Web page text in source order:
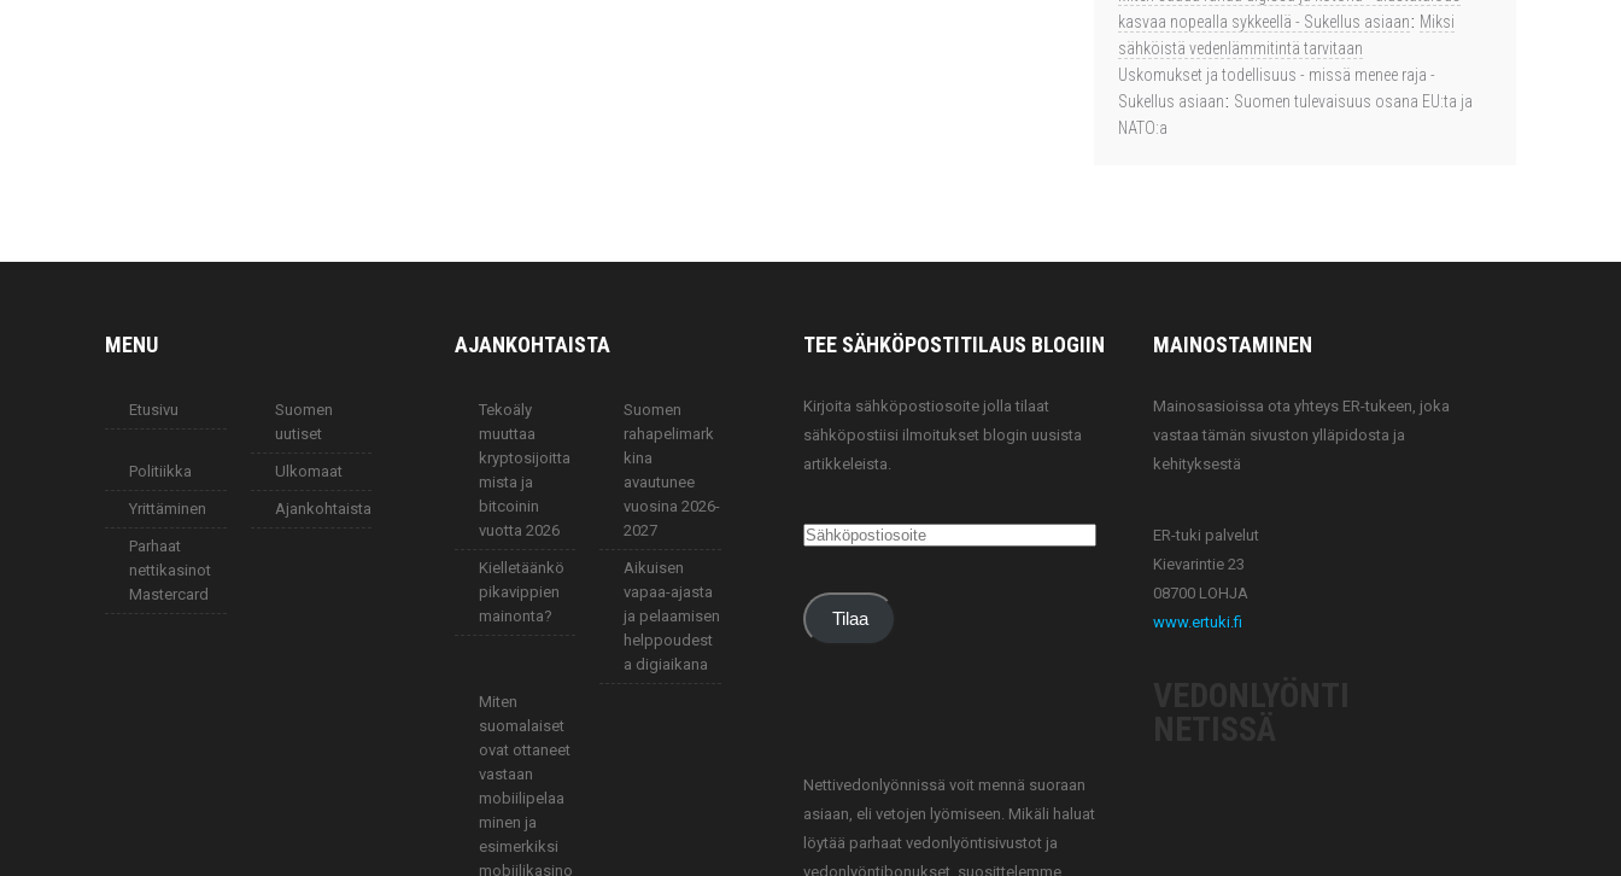
kasvaa nopealla sykkeellä - Sukellus asiaan: Miksi
sähköistä vedenlämmitintä tarvitaan
Uskomukset ja todellisuus - missä menee raja -
Sukellus asiaan: Suomen tulevaisuus osana EU:ta ja
NATO:a
MENU
Etusivu
Suomen
uutiset
Politiikka Ulkomaat
Yrittäminen Ajankohtaista
Parhaat
nettikasinot
Mastercard
AJANKOHTAISTA
Tekoäly
muuttaa
kryptosijoitta
mista ja
bitcoinin
vuotta 2026
Suomen
rahapelimark
kina
avautunee
vuosina 2026-
2027
Kielletäänkö
pikavippien
mainonta?
Aikuisen
vapaa-ajasta
ja pelaamisen
helppoudest
a digiaikana
Miten
suomalaiset
ovat ottaneet
vastaan
mobiilipelaa
minen ja
esimerkiksi
mobiilikasino
TEE SÄHKÖPOSTITILAUS BLOGIIN
Kirjoita sähköpostiosoite jolla tilaat
sähköpostiisi ilmoitukset blogin uusista
artikkeleista.
Sähköpostiosoite
Tilaa
MAINOSTAMINEN
Mainosasioissa ota yhteys ER-tukeen, joka
vastaa tämän sivuston ylläpidosta ja
kehityksestä
ER-tuki palvelut
Kievarintie 23
08700 LOHJA
www.ertuki.fi
Nettivedonlyönnissä voit mennä suoraan
asiaan, eli vetojen lyömiseen. Mikäli haluat
löytää parhaat vedonlyöntisivustot ja
vedonlyöntibonukset, suosittelemme